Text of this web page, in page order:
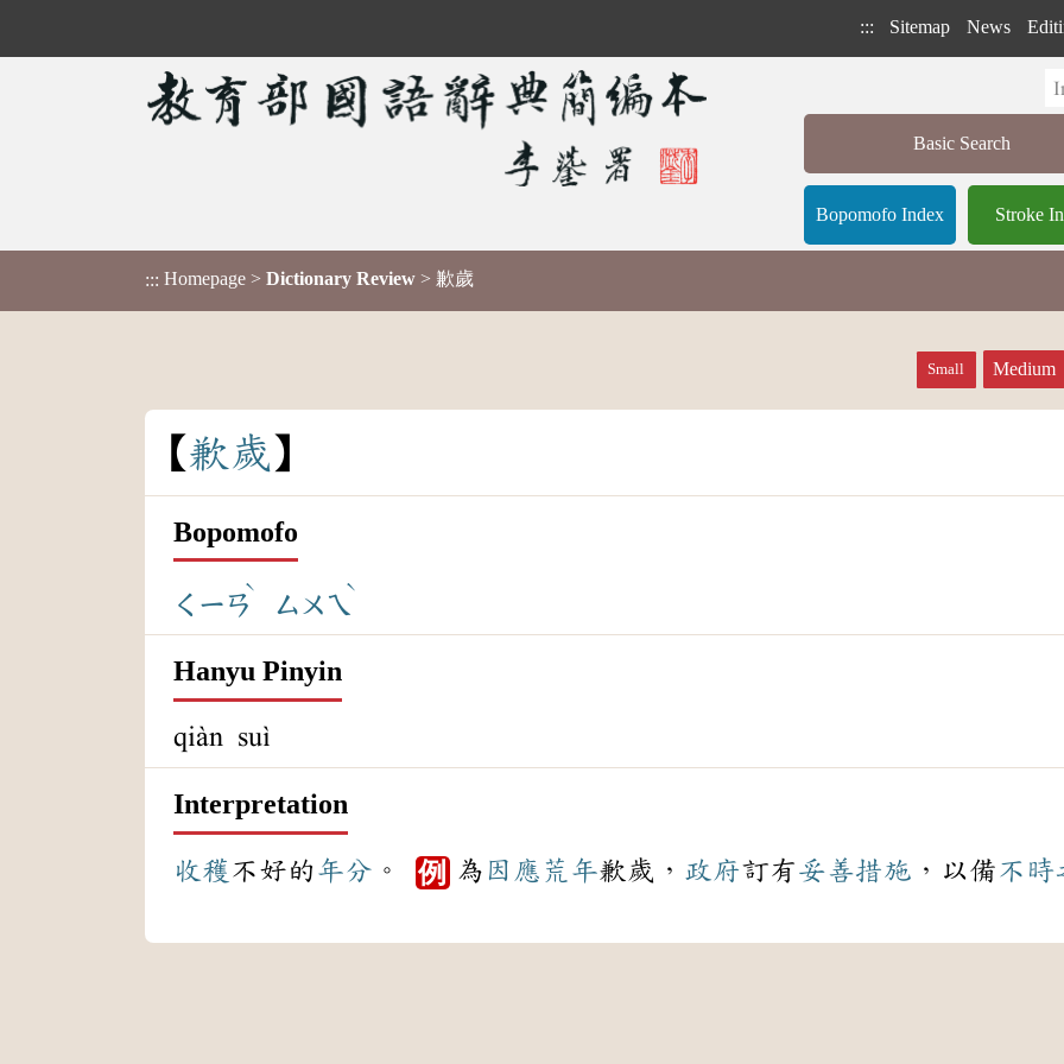
::: Sitemap News
Basic Search
Bopomofo Index Stroke
::: Homepage > Dictionary Review > 歉歲
Small Medium
歉 歲
Bopomofo
ㄑㄧㄢ
ˋ
ㄙㄨㄟ
ˋ
Hanyu Pinyin
qiàn suì
Interpretation
收穫 不好的 年分 。 例 為 因應 荒年歉歲， 政府訂有妥善措施 ，以備不時